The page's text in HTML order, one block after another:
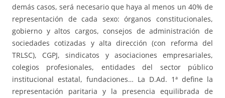
demás casos, será necesario que haya al menos un 40% de
representación de cada sexo: órganos constitucionales,
gobierno y altos cargos, consejos de administración de
sociedades cotizadas y alta dirección (con reforma del
TRLSC), CGPJ, sindicatos y asociaciones empresariales,
colegios profesionales, entidades del sector público
institucional estatal, fundaciones… La D.Ad. 1ª define la
representación paritaria y la presencia equilibrada de